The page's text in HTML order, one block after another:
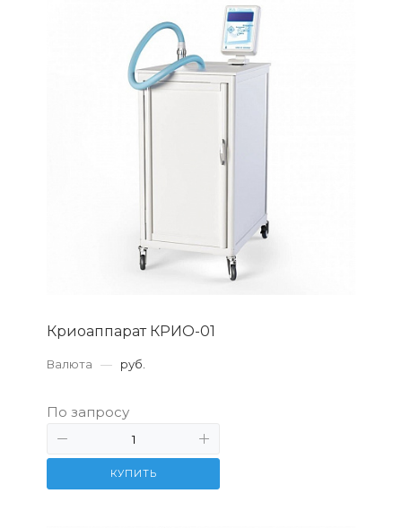
Криоаппарат КРИО-01
Валюта — руб.
По запросу
КУПИТЬ